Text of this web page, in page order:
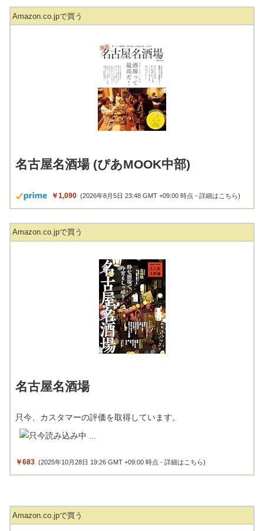
Amazon.co.jpで買う
名古屋名酒場 (ぴあMOOK中部)
￥1,090 (2026年8月5日 23:48 GMT +09:00 時点 -詳細はこちら)
Amazon.co.jpで買う
名古屋名酒場
只今、カスタマーの評価を取得しています。
￥683 (2025年10月28日 19:26 GMT +09:00 時点 -詳細はこちら)
Amazon.co.jpで買う